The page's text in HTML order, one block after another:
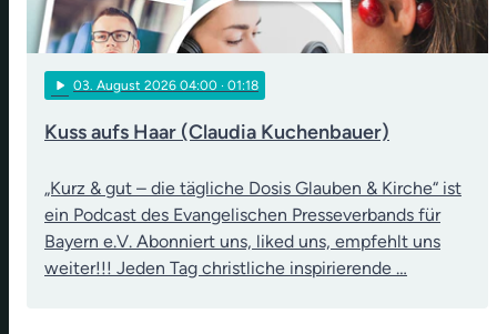
play_arrow 03. August 2026 04:00 · 01:18
Kuss aufs Haar (Claudia Kuchenbauer)
„Kurz & gut – die tägliche Dosis Glauben & Kirche“ ist
ein Podcast des Evangelischen Presseverbands für
Bayern e.V. Abonniert uns, liked uns, empfehlt uns
weiter!!! Jeden Tag christliche inspirierende …